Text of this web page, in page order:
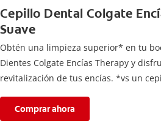
Cepillo Dental Colgate
Suave
Obtén una limpieza superior* en tu
Dientes Colgate Encías Therapy y
revitalización de tus encías. *vs un
Comprar ahora